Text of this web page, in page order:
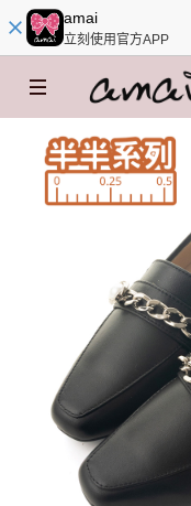
amai
立刻使用官方APP